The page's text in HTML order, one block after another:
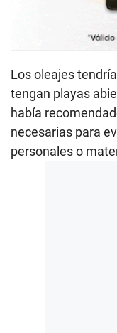
Los oleajes
tengan playas
había
necesarias para
personales o